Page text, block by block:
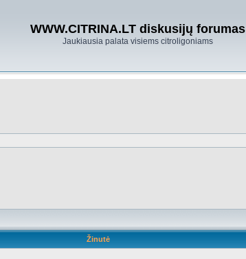
WWW.CITRINA.LT diskusijų forumas
Jaukiausia palata visiems citroligoniams
Žinutė